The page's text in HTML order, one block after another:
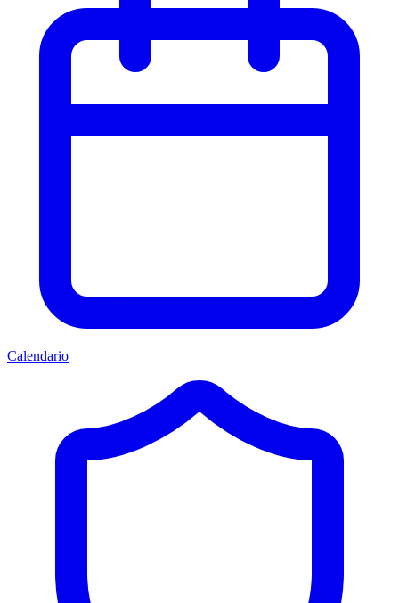
Calendario